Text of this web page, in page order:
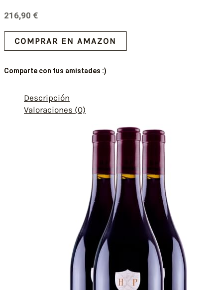
216,90 €
COMPRAR EN AMAZON
Comparte con tus amistades :)
Descripción
Valoraciones (0)